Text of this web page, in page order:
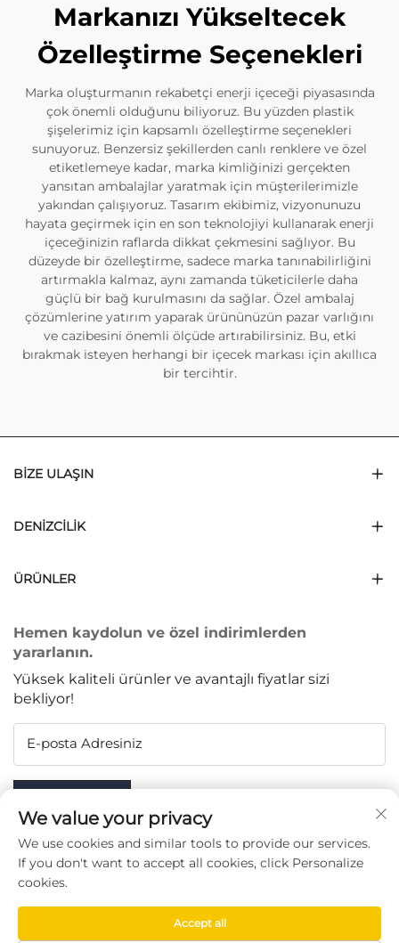
Markanızı Yükseltecek
Özelleştirme Seçenekleri
Marka oluşturmanın rekabetçi enerji içeceği piyasasında
çok önemli olduğunu biliyoruz. Bu yüzden plastik
şişelerimiz için kapsamlı özelleştirme seçenekleri
sunuyoruz. Benzersiz şekillerden canlı renklere ve özel
etiketlemeye kadar, marka kimliğinizi gerçekten
yansıtan ambalajlar yaratmak için müşterilerimizle
yakından çalışıyoruz. Tasarım ekibimiz, vizyonunuzu
hayata geçirmek için en son teknolojiyi kullanarak enerji
içeceğinizin raflarda dikkat çekmesini sağlıyor. Bu
düzeyde bir özelleştirme, sadece marka tanınabilirliğini
artırmakla kalmaz, aynı zamanda tüketicilerle daha
güçlü bir bağ kurulmasını da sağlar. Özel ambalaj
çözümlerine yatırım yaparak ürününüzün pazar varlığını
ve cazibesini önemli ölçüde artırabilirsiniz. Bu, etki
bırakmak isteyen herhangi bir içecek markası için akıllıca
bir tercihtir.
BIZE ULAŞIN
DENIZCILIK
ÜRÜNLER
Hemen kaydolun ve özel indirimlerden
yararlanın.
Yüksek kaliteli ürünler ve avantajlı fiyatlar sizi
bekliyor!
E-posta Adresiniz
BIZI TAKIP EDIN
We value your privacy
We use cookies and similar tools to provide our services.
If you don't want to accept all cookies, click Personalize
cookies.
Accept all